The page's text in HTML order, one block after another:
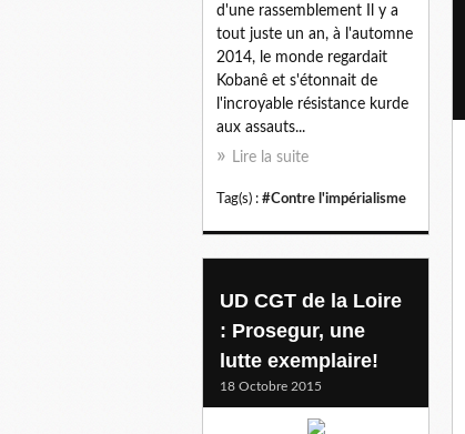
d'une rassemblement Il y a
tout juste un an, à l'automne
2014, le monde regardait
Kobanê et s'étonnait de
l'incroyable résistance kurde
aux assauts...
Lire la suite
Tag(s) : #Contre l'impérialisme
UD CGT de la Loire
: Prosegur, une
lutte exemplaire!
18 Octobre 2015